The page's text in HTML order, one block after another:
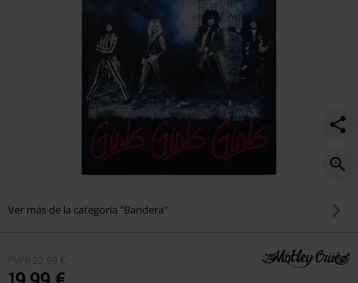
Ver más de la categoría "Bandera"
PVPR 22,99 €